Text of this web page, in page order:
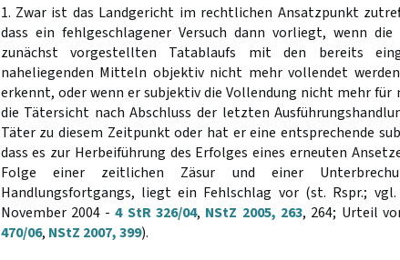
1. Zwar ist das Landgericht im rechtlichen Ansatzpunkt
dass ein fehlgeschlagener Versuch dann vorliegt, wenn
zunächst vorgestellten Tatablaufs mit den bereits
naheliegenden Mitteln objektiv nicht mehr vollendet
erkennt, oder wenn er subjektiv die Vollendung nicht mehr
die Tätersicht nach Abschluss der letzten
Täter zu diesem Zeitpunkt oder hat er eine entsprechende
dass es zur Herbeiführung des Erfolges eines erneuten
Folge einer zeitlichen Zäsur und einer
Handlungsfortgangs, liegt ein Fehlschlag vor (st. Rspr.;
November 2004 -4 StR 326/04, NStZ 2005, 263, 264; Urteil
470/06, NStZ 2007, 399).